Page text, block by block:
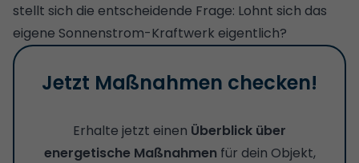
stellt sich die entscheidende Frage: Lohnt sich das
eigene Sonnenstrom-Kraftwerk eigentlich?
Jetzt Maßnahmen checken!
Erhalte jetzt einen Überblick über
energetische Maßnahmen für dein Objekt,